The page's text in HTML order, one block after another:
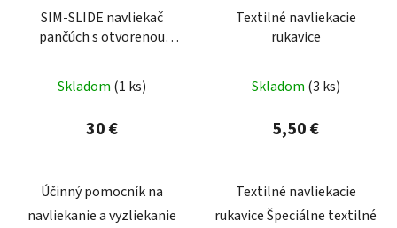
SIM-SLIDE navliekač
pančúch s otvorenou
Skladom (1 ks)
30 €
Účinný pomocník na
navliekanie a vyzliekanie
Textilné navliekacie
rukavice
Skladom (3 ks)
5,50 €
Textilné navliekacie
rukavice Špeciálne textilné